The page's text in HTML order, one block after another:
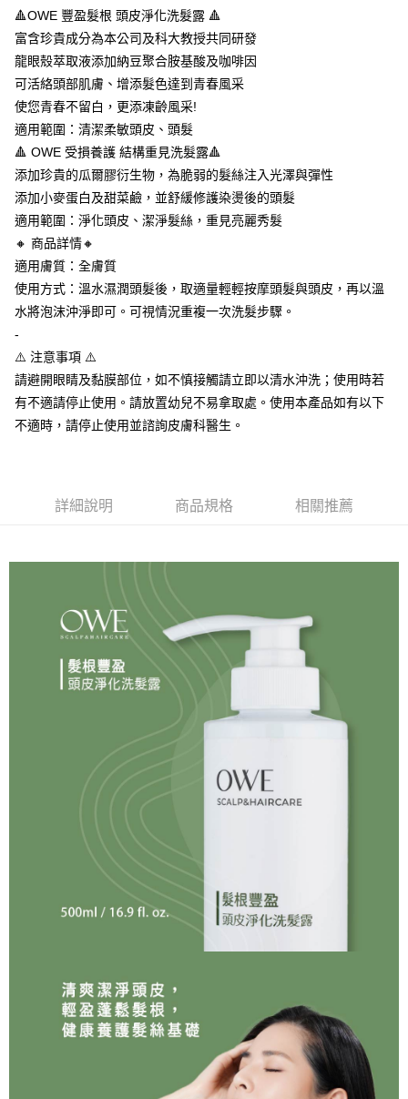
３．收到繳費通知簡訊後14天內，點擊此簡訊中的連結，可透過四大超商／
ATM／網路銀行／等多元方式進行付款，方視為交易完成。
※ 請注意：結帳手續完成當下不需立刻繳費，但若您需要取消訂單，請聯絡
購買商品的店家。未經商家同意取消之訂單仍視為有效，需透過AFTEE先享
後付繳納相關費用。
是否繳費成功／繳費後需取消欲退款等相關疑問，請聯繫「AFTEE先享後付
客戶支援中心」https://netprotections.freshdesk.com/support/home
【注意事項】
１．透過由恩沛科技股份有限公司提供之「AFTEE先享後付」服務完成之交
易，需依本服務之必要範圍內提供個人資料，並將交易相關給付款項請求債
權轉讓予恩沛科技股份有限公司。
２．關於個人資料處理事宜，請瀏覽以下網址：
https://aftee.tw/terms/#terms3
３．未成年的使用者請事先徵得法定代理人或監護人之同意方可使用
任。
４．使用「AFTEE先享後付」時，將依據個別帳號之用戶狀況，依本公司即
５．嚴禁一人註冊多個帳號或使用他人資訊註冊。若發現惡意使用之情形，
恩沛科技股份有限公司將有權停止該用戶之使用額度並採取法律行動。
7-11取貨付款
每筆NT$80，滿NT$590(含以上)免運費
付款後7-11取貨
每筆NT$80，滿NT$590(含以上)免運費
本島宅配
每筆NT$100，滿NT$590(含以上)免運費
離島宅配
每筆NT$200，滿NT$2,000(含以上)免運費
海外宅配
法國、英國
🔺OWE 豐盈髮根 頭皮淨化洗髮露 🔺
富含珍貴成分為本公司及科大教授共同研發
龍眼殼萃取液添加納豆聚合胺基酸及咖啡因
可活絡頭部肌膚、增添髮色達到青春風采
使您青春不留白，更添凍齡風采!
適用範圍：清潔柔敏頭皮、頭髮
🔺 OWE 受損養護 結構重見洗髮露🔺
添加珍貴的瓜爾膠衍生物，為脆弱的髮絲注入光澤與彈性
添加小麥蛋白及甜菜鹼，並舒緩修護染燙後的頭髮
適用範圍：淨化頭皮、潔淨髮絲，重見亮麗秀髮
🔸 商品詳情🔸
適用膚質：全膚質
使用方式：溫水濕潤頭髮後，取適量輕輕按摩頭髮與頭皮，再以溫
水將泡沫沖淨即可。可視情況重複一次洗髮步驟。
-
⚠️ 注意事項 ⚠️
請避開眼睛及黏膜部位，如不慎接觸請立即以清水沖洗；使用時若
有不適請停止使用。請放置幼兒不易拿取處。使用本產品如有以下
不適時，請停止使用並諮詢皮膚科醫生。
詳細說明 商品規格 相關推薦